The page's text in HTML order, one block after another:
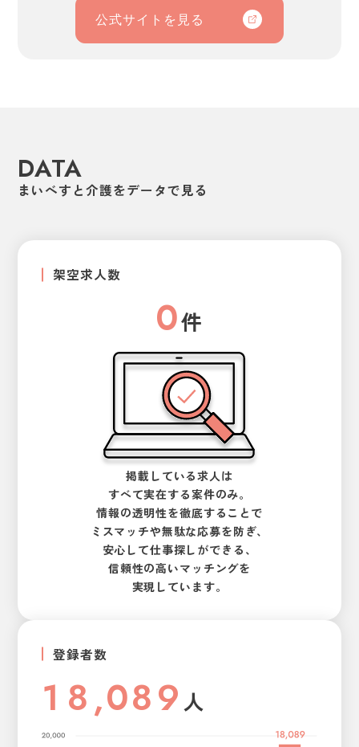
公式サイトを見る
DATA
まいべすと介護をデータで見る
架空求人数
0
1
2
3
4
5
6
7
8
件
掲載している求人は
すべて実在する案件のみ。
情報の透明性を徹底することで
ミスマッチや無駄な応募を防ぎ、
安心して仕事探しができる、
信頼性の高いマッチングを
実現しています。
登録者数
1
2
8,089 人